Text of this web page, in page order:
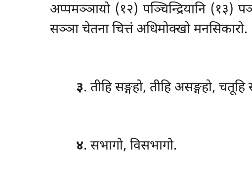
अप्पमञ्ञायो (१२) पञ्चिन्द्रियानि (१३)
सञ्ञा चेतना चित्तं अधिमोक्खो मनसिकारो.
३. तीहिसङ्गहो, तीहि असङ्गहो, चतूहि
४. सभागो, विसभागो.